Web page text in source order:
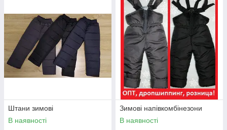
Штани зимові
В наявності
Зимові напівкомбінезони
В наявності